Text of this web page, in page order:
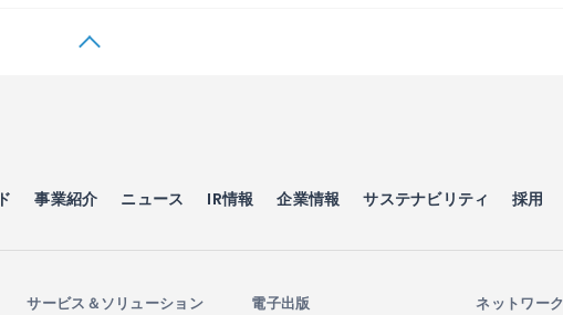
事業紹介 ニュース IR情報 企業情報 サステナビリティ 採用
サービス＆ソリューション 電子出版 ネットワーク